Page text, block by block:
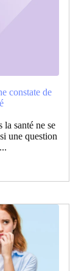
constate de
santé ne se
une question